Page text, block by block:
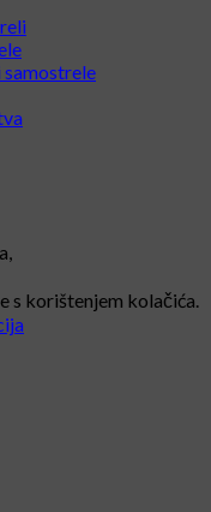
samostrele
s korištenjem kolačića.